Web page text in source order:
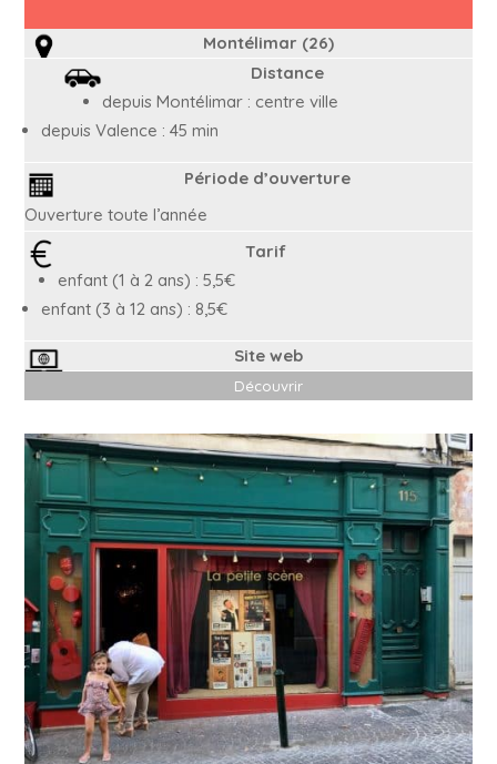
Montélimar (26)
Distance
depuis Montélimar : centre ville
depuis Valence : 45 min
Période d’ouverture
Ouverture toute l’année
Tarif
enfant (1 à 2 ans) : 5,5€
enfant (3 à 12 ans) : 8,5€
Site web
Découvrir